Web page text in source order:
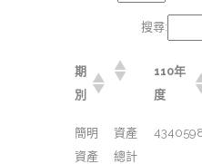
搜尋:
期
別
110年
度
簡明
資產
資產
總計